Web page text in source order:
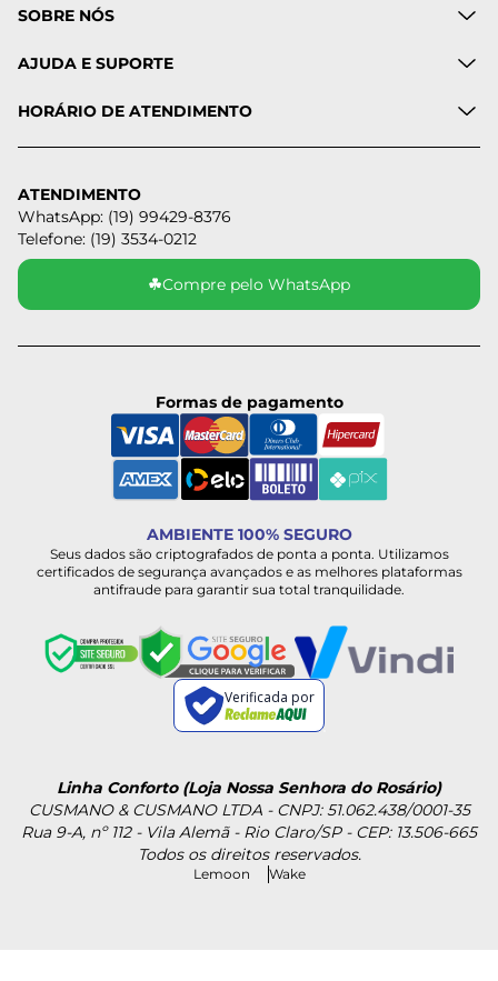
SOBRE NÓS
AJUDA E SUPORTE
HORÁRIO DE ATENDIMENTO
ATENDIMENTO
WhatsApp: (19) 99429-8376
Telefone: (19) 3534-0212
☘Compre pelo WhatsApp
Formas de pagamento
AMBIENTE 100% SEGURO
Seus dados são criptografados de ponta a ponta. Utilizamos
certificados de segurança avançados e as melhores plataformas
antifraude para garantir sua total tranquilidade.
Verificada por
Linha Conforto (Loja Nossa Senhora do Rosário)
CUSMANO & CUSMANO LTDA - CNPJ: 51.062.438/0001-35
Rua 9-A, nº 112 - Vila Alemã - Rio Claro/SP - CEP: 13.506-665
Todos os direitos reservados.
Lemoon Wake